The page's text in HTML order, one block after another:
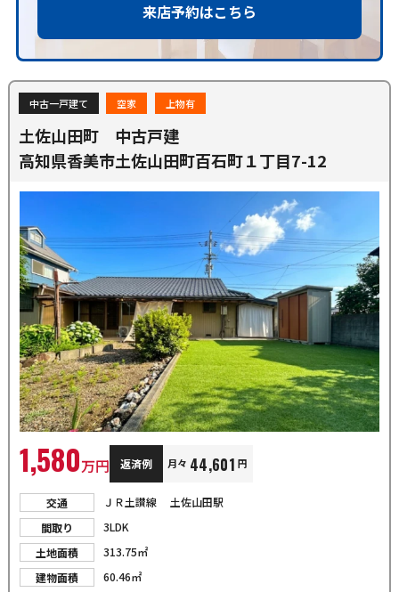
来店予約はこちら
中古一戸建て 空家 上物有
土佐山田町 中古戸建
高知県香美市土佐山田町百石町１丁目7-12
1,580万円 返済例 月々 44,601 円
交通 ＪＲ土讃線 土佐山田駅
間取り
3LDK
土地面積
313.75㎡
建物面積
60.46㎡